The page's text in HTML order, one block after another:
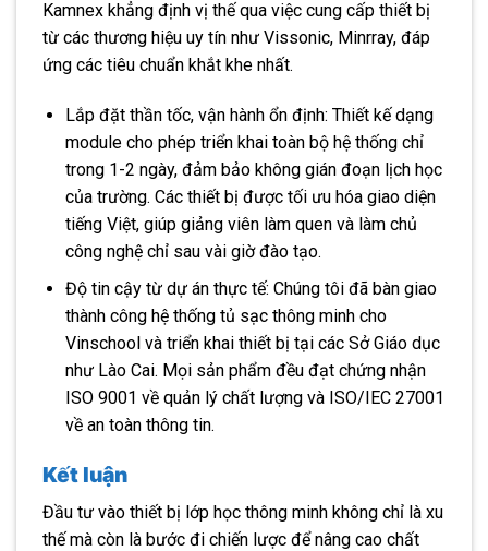
Kamnex khẳng định vị thế qua việc cung cấp thiết bị
từ các thương hiệu uy tín như Vissonic, Minrray, đáp
ứng các tiêu chuẩn khắt khe nhất.
Lắp đặt thần tốc, vận hành ổn định: Thiết kế dạng
module cho phép triển khai toàn bộ hệ thống chỉ
trong 1-2 ngày, đảm bảo không gián đoạn lịch học
của trường. Các thiết bị được tối ưu hóa giao diện
tiếng Việt, giúp giảng viên làm quen và làm chủ
công nghệ chỉ sau vài giờ đào tạo.
Độ tin cậy từ dự án thực tế: Chúng tôi đã bàn giao
thành công hệ thống tủ sạc thông minh cho
Vinschool và triển khai thiết bị tại các Sở Giáo dục
như Lào Cai. Mọi sản phẩm đều đạt chứng nhận
ISO 9001 về quản lý chất lượng và ISO/IEC 27001
về an toàn thông tin.
Kết luận
Đầu tư vào thiết bị lớp học thông minh không chỉ là xu
thế mà còn là bước đi chiến lược để nâng cao chất